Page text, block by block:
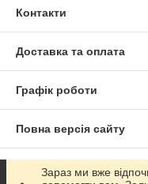
Контакти
Доставка та оплата
Графік роботи
Повна версія сайту
Сайт створено на
Зараз ми вже